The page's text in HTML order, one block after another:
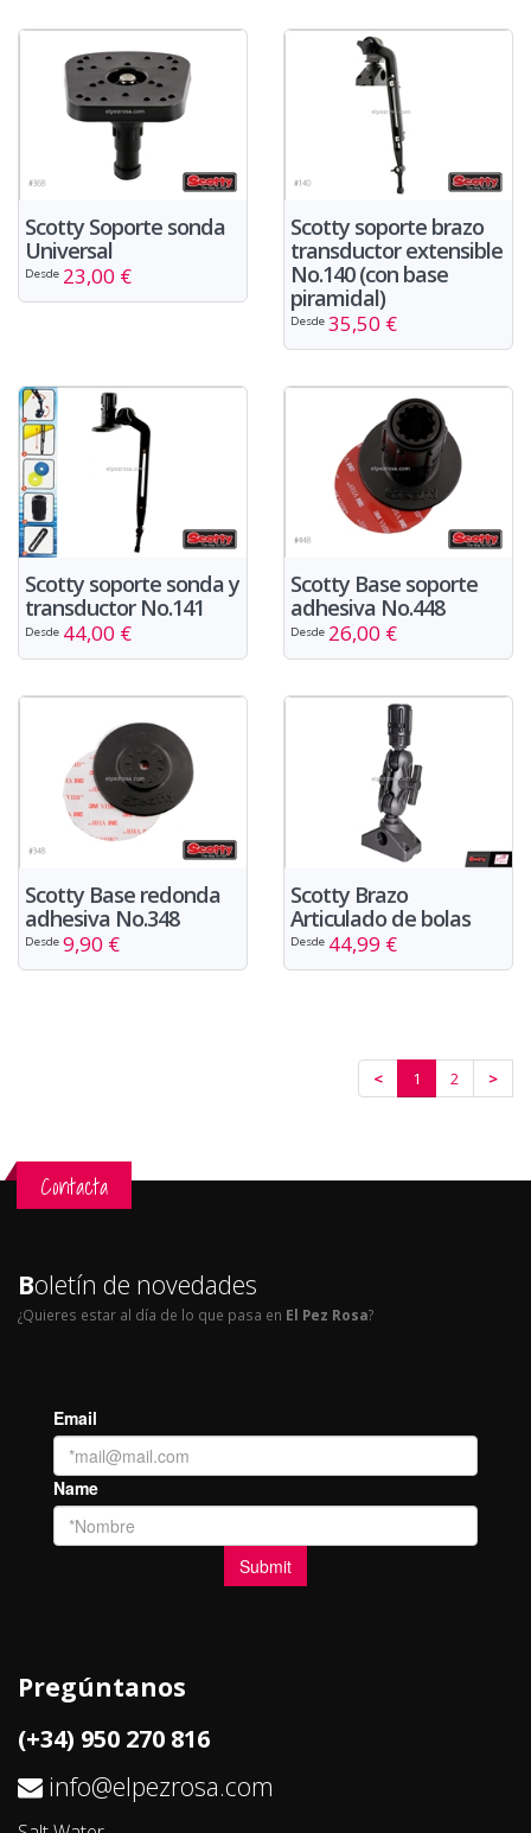
Scotty Soporte sonda
Universal
Desde 23,00 €
Scotty soporte brazo
transductor extensible
No.140 (con base
piramidal)
Desde 35,50 €
Scotty soporte sonda y
transductor No.141
Desde 44,00 €
Scotty Base soporte
adhesiva No.448
Desde 26,00 €
Scotty Base redonda
adhesiva No.348
Desde 9,90 €
Scotty Brazo
Articulado de bolas
Desde 44,99 €
< 1 2 >
Contacta
Boletín de novedades
¿Quieres estar al día de lo que pasa en El Pez Rosa?
Pregúntanos
(+34) 950 270 816
info@elpezrosa.com